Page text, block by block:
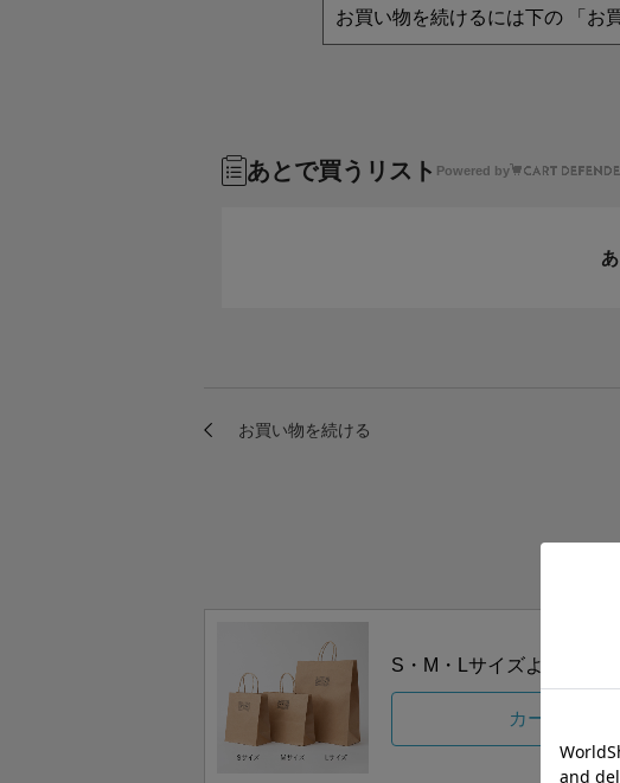
お買い物を続けるには下の 「お
あとで買うリスト Powered by
S・M・Lサイズより当店に
カートに入れ